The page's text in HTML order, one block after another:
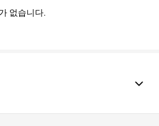
없습니다.